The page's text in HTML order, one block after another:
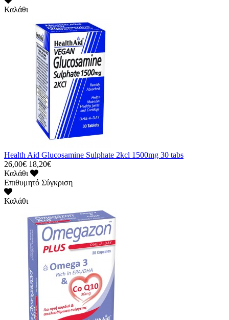
Καλάθι
Health Aid Glucosamine Sulphate 2kcl 1500mg 30 tabs
26,00€ 18,20€
Καλάθι
Επιθυμητό Σύγκριση
Καλάθι